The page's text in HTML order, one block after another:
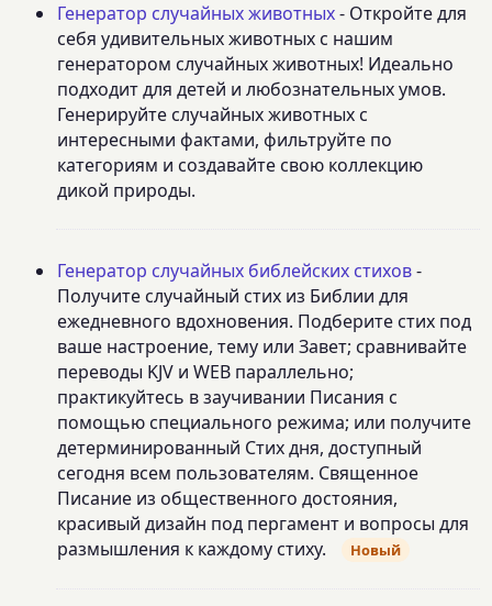
Генератор случайных животных- Откройте для
себя удивительных животных с нашим
генератором случайных животных! Идеально
подходит для детей и любознательных умов.
Генерируйте случайных животных с
интересными фактами, фильтруйте по
категориям и создавайте свою коллекцию
дикой природы.
Генератор случайных библейских стихов-
Получите случайный стих из Библии для
ежедневного вдохновения. Подберите стих под
ваше настроение, тему или Завет; сравнивайте
переводы KJV и WEB параллельно;
практикуйтесь в заучивании Писания с
помощью специального режима; или получите
детерминированный Стих дня, доступный
сегодня всем пользователям. Священное
Писание из общественного достояния,
красивый дизайн под пергамент и вопросы для
размышления к каждому стиху.
Новый